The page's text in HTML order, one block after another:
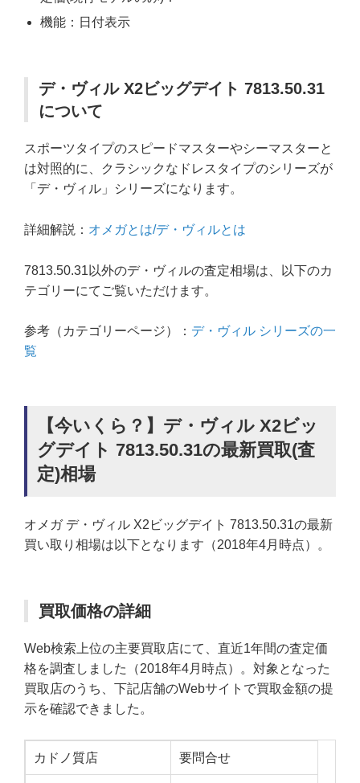
機能：日付表示
デ・ヴィル X2ビッグデイト 7813.50.31
について
スポーツタイプのスピードマスターやシーマスターと
は対照的に、クラシックなドレスタイプのシリーズが
「デ・ヴィル」シリーズになります。
詳細解説： オメガとは/デ・ヴィルとは
7813.50.31以外のデ・ヴィルの査定相場は、以下のカ
テゴリーにてご覧いただけます。
参考（カテゴリーページ）： デ・ヴィル シリーズの一
覧
【今いくら？】デ・ヴィル X2ビッ
グデイト 7813.50.31の最新買取(査
定)相場
オメガ デ・ヴィル X2ビッグデイト 7813.50.31の最新
買い取り相場は以下となります（2018年4月時点）。
買取価格の詳細
Web検索上位の主要買取店にて、直近1年間の査定価
格を調査しました（2018年4月時点）。対象となった
買取店のうち、下記店舗のWebサイトで買取金額の提
示を確認できました。
カドノ質店 要問合せ